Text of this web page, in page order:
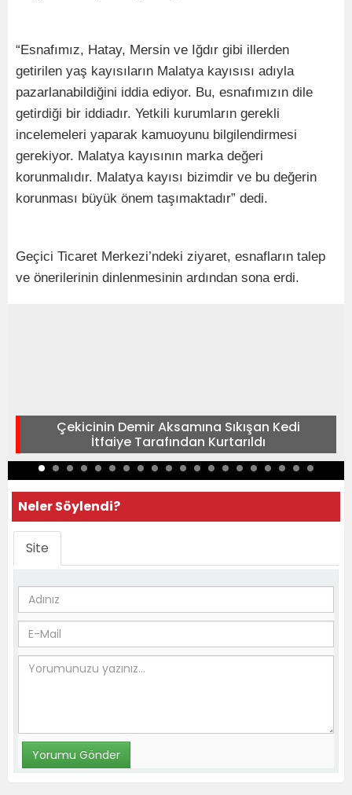
“Esnafımız, Hatay, Mersin ve Iğdır gibi illerden
getirilen yaş kayısıların Malatya kayısısı adıyla
pazarlanabildiğini iddia ediyor. Bu, esnafımızın dile
getirdiği bir iddiadır. Yetkili kurumların gerekli
incelemeleri yaparak kamuoyunu bilgilendirmesi
gerekiyor. Malatya kayısının marka değeri
korunmalıdır. Malatya kayısı bizimdir ve bu değerin
korunması büyük önem taşımaktadır” dedi.
Geçici Ticaret Merkezi’ndeki ziyaret, esnafların talep
ve önerilerinin dinlenmesinin ardından sona erdi.
Çekicinin Demir Aksamına Sıkışan Kedi
İtfaiye Tarafından Kurtarıldı
Neler Söylendi?
Site